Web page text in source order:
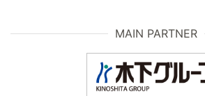
MAIN PARTNER